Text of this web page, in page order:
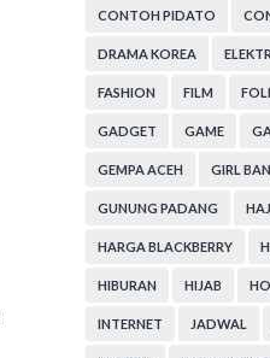
CONTOH PIDATO
DRAMA KOREA
FASHION FILM
GADGET GAME
GEMPA ACEH GIRL
GUNUNG PADANG
HARGA BLACKBERRY
HIBURAN HIJAB
INTERNET JADWAL